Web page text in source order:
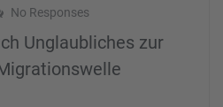
No Responses
Unglaubliches zur